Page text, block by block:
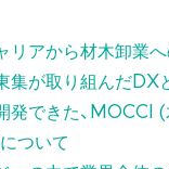
リアから材木卸業
集が取り組んだDX
発できた、MOCCI
ついて